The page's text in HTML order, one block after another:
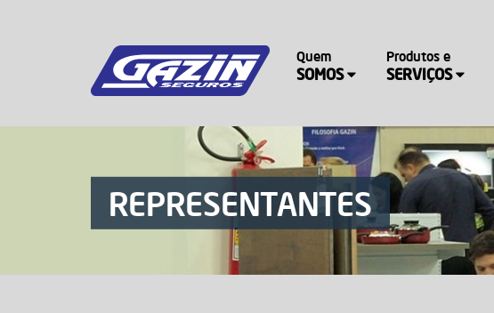
Quem
SOMOS
Produtos e
SERVIÇOS
REPRESENTANTES